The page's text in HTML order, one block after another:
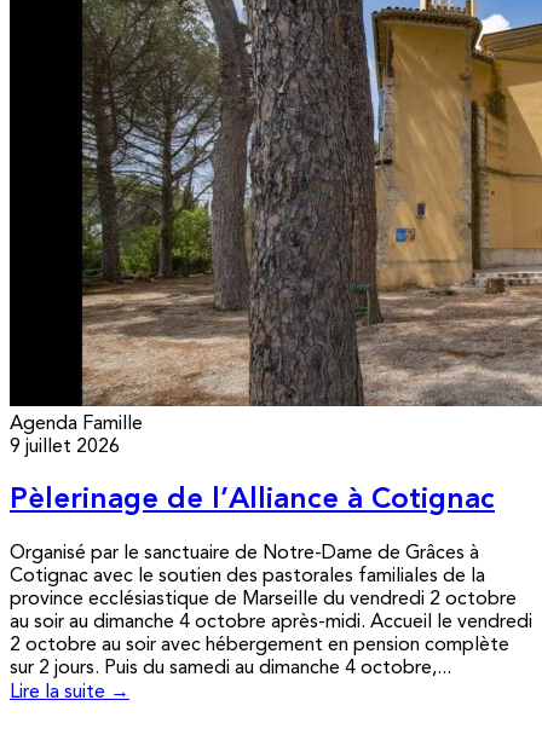
Agenda Famille
9 juillet 2026
Pèlerinage de l’Alliance à Cotignac
Organisé par le sanctuaire de Notre-Dame de Grâces à
Cotignac avec le soutien des pastorales familiales de la
province ecclésiastique de Marseille du vendredi 2 octobre
au soir au dimanche 4 octobre après-midi. Accueil le vendredi
2 octobre au soir avec hébergement en pension complète
sur 2 jours. Puis du samedi au dimanche 4 octobre,...
Lire la suite →